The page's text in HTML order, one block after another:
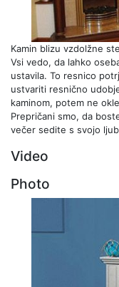
Kamin blizu vzdolžne
Vsi vedo, da lahko
ustavila. To resnico
ustvariti resnično
kaminom, potem ne
Prepričani smo, da
večer sedite s svojo
Video
Photo